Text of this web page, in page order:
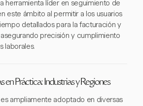
herramienta líder en seguimiento de
este ámbito al permitir a los usuarios
detallados para la facturación y
precisión y cumplimiento
laborales.
en Práctica: Industrias y Regiones
ampliamente adoptado en diversas